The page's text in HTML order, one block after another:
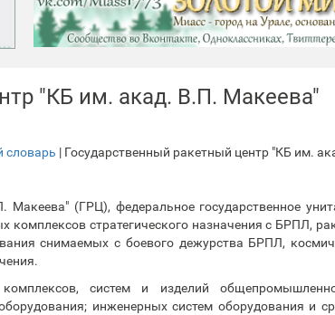
"КБ им. акад. В.П. Макеева"
словарь | Государственный ракетный центр "КБ им.
(ГРЦ), федеральное государственное
комплексов стратегического назначения с БРПЛ,
снимаемых с боевого дежурства БРПЛ,
систем и изделий
инженерных систем оборудования и